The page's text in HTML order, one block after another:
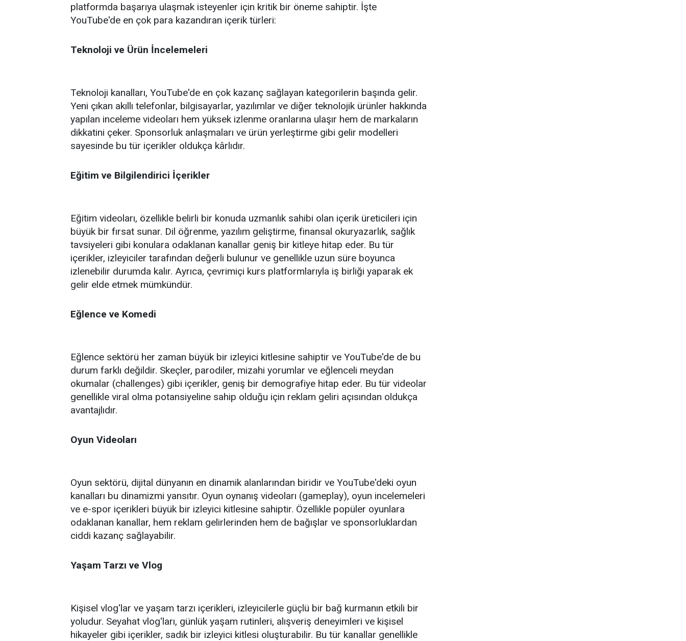
platformda başarıya ulaşmak isteyenler için kritik bir öneme sahiptir. İşte
YouTube'de en çok para kazandıran içerik türleri:
Teknoloji ve Ürün İncelemeleri
Teknoloji kanalları, YouTube'de en çok kazanç sağlayan kategorilerin başında gelir.
Yeni çıkan akıllı telefonlar, bilgisayarlar, yazılımlar ve diğer teknolojik ürünler hakkında
yapılan inceleme videoları hem yüksek izlenme oranlarına ulaşır hem de markaların
dikkatini çeker. Sponsorluk anlaşmaları ve ürün yerleştirme gibi gelir modelleri
sayesinde bu tür içerikler oldukça kârlıdır.
Eğitim ve Bilgilendirici İçerikler
Eğitim videoları, özellikle belirli bir konuda uzmanlık sahibi olan içerik üreticileri için
büyük bir fırsat sunar. Dil öğrenme, yazılım geliştirme, finansal okuryazarlık, sağlık
tavsiyeleri gibi konulara odaklanan kanallar geniş bir kitleye hitap eder. Bu tür
içerikler, izleyiciler tarafından değerli bulunur ve genellikle uzun süre boyunca
izlenebilir durumda kalır. Ayrıca, çevrimiçi kurs platformlarıyla iş birliği yaparak ek
gelir elde etmek mümkündür.
Eğlence ve Komedi
Eğlence sektörü her zaman büyük bir izleyici kitlesine sahiptir ve YouTube'de de bu
durum farklı değildir. Skeçler, parodiler, mizahi yorumlar ve eğlenceli meydan
okumalar (challenges) gibi içerikler, geniş bir demografiye hitap eder. Bu tür videolar
genellikle viral olma potansiyeline sahip olduğu için reklam geliri açısından oldukça
avantajlıdır.
Oyun Videoları
Oyun sektörü, dijital dünyanın en dinamik alanlarından biridir ve YouTube'deki oyun
kanalları bu dinamizmi yansıtır. Oyun oynanış videoları (gameplay), oyun incelemeleri
ve e-spor içerikleri büyük bir izleyici kitlesine sahiptir. Özellikle popüler oyunlara
odaklanan kanallar, hem reklam gelirlerinden hem de bağışlar ve sponsorluklardan
ciddi kazanç sağlayabilir.
Yaşam Tarzı ve Vlog
Kişisel vlog'lar ve yaşam tarzı içerikleri, izleyicilerle güçlü bir bağ kurmanın etkili bir
yoludur. Seyahat vlog'ları, günlük yaşam rutinleri, alışveriş deneyimleri ve kişisel
hikayeler gibi içerikler, sadık bir izleyici kitlesi oluşturabilir. Bu tür kanallar genellikle